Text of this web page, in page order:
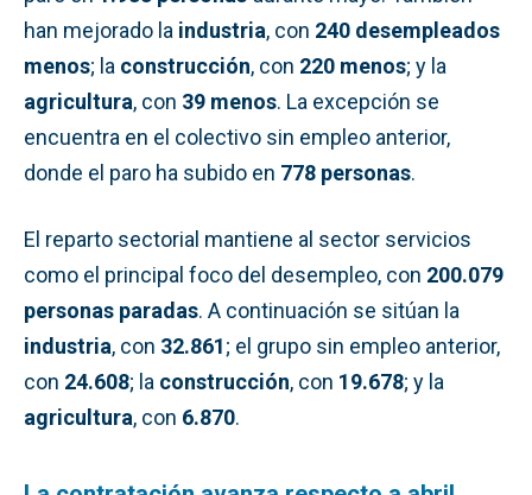
han mejorado la industria, con 240 desempleados
menos; la construcción, con 220 menos; y la
agricultura, con 39 menos. La excepción se
encuentra en el colectivo sin empleo anterior,
donde el paro ha subido en 778 personas.
El reparto sectorial mantiene al sector servicios
como el principal foco del desempleo, con 200.079
personas paradas. A continuación se sitúan la
industria, con 32.861; el grupo sin empleo anterior,
con 24.608; la construcción, con 19.678; y la
agricultura, con 6.870.